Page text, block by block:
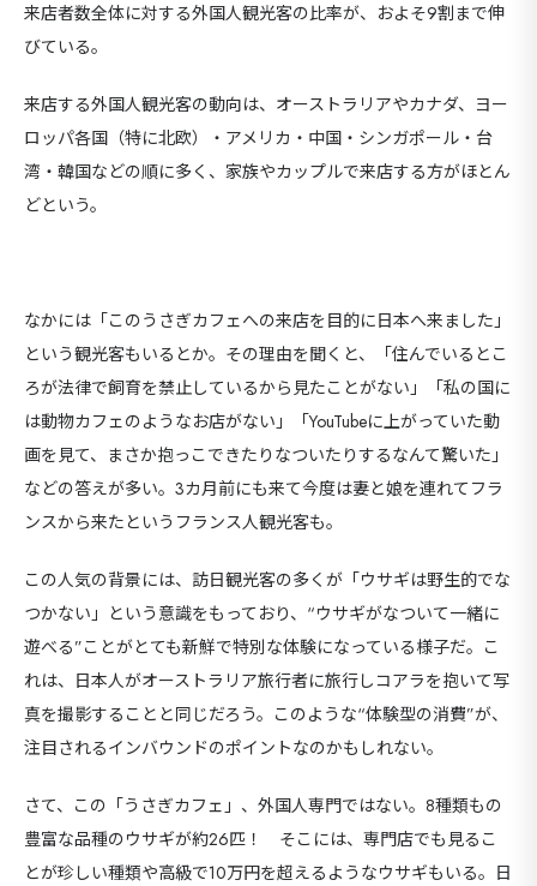
来店者数全体に対する外国人観光客の比率が、およそ9割まで伸
びている。
来店する外国人観光客の動向は、オーストラリアやカナダ、ヨー
ロッパ各国（特に北欧）・アメリカ・中国・シンガポール・台
湾・韓国などの順に多く、家族やカップルで来店する方がほとん
どという。
なかには「このうさぎカフェへの来店を目的に日本へ来ました」
という観光客もいるとか。その理由を聞くと、「住んでいるとこ
ろが法律で飼育を禁止しているから見たことがない」「私の国に
は動物カフェのようなお店がない」「YouTubeに上がっていた動
画を見て、まさか抱っこできたりなついたりするなんて驚いた」
などの答えが多い。3カ月前にも来て今度は妻と娘を連れてフラ
ンスから来たというフランス人観光客も。
この人気の背景には、訪日観光客の多くが「ウサギは野生的でな
つかない」という意識をもっており、“ウサギがなついて一緒に
遊べる”ことがとても新鮮で特別な体験になっている様子だ。こ
れは、日本人がオーストラリア旅行者に旅行しコアラを抱いて写
真を撮影することと同じだろう。このような“体験型の消費”が、
注目されるインバウンドのポイントなのかもしれない。
さて、この「うさぎカフェ」、外国人専門ではない。8種類もの
豊富な品種のウサギが約26匹！ そこには、専門店でも見るこ
とが珍しい種類や高級で10万円を超えるようなウサギもいる。日